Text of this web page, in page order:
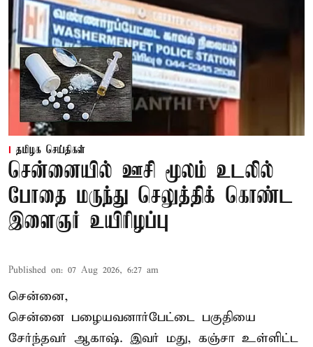
தமிழக செய்திகள்
சென்னையில் ஊசி மூலம் உடலில்
போதை மருந்து செலுத்திக் கொண்ட
இளைஞர் உயிரிழப்பு
Published on: 07 Aug 2026, 6:27 am
சென்னை,
சென்னை பழையவனார்பேட்டை பகுதியை
சேர்ந்தவர் ஆகாஷ். இவர் மது, கஞ்சா உள்ளிட்ட